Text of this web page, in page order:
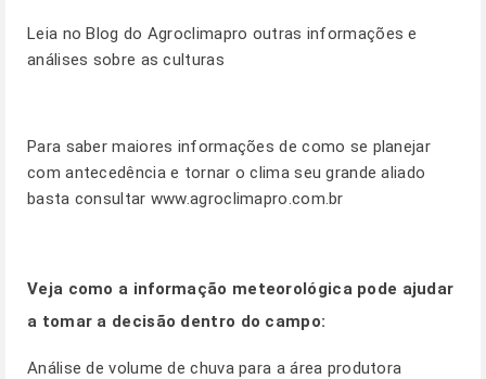
Leia no Blog do Agroclimapro outras informações e
análises sobre as culturas
Para saber maiores informações de como se planejar
com antecedência e tornar o clima seu grande aliado
basta consultar www.agroclimapro.com.br
Veja como a informação meteorológica pode ajudar
a tomar a decisão dentro do campo:
Análise de volume de chuva para a área produtora